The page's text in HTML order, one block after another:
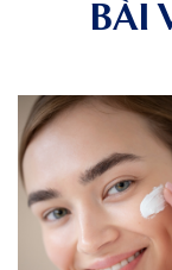
BÀI